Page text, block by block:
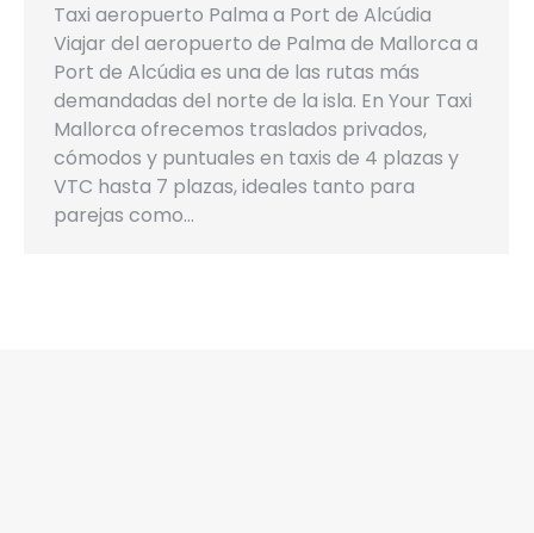
Taxi aeropuerto Palma a Port de Alcúdia
Viajar del aeropuerto de Palma de Mallorca a
Port de Alcúdia es una de las rutas más
demandadas del norte de la isla. En Your Taxi
Mallorca ofrecemos traslados privados,
cómodos y puntuales en taxis de 4 plazas y
VTC hasta 7 plazas, ideales tanto para
parejas como…